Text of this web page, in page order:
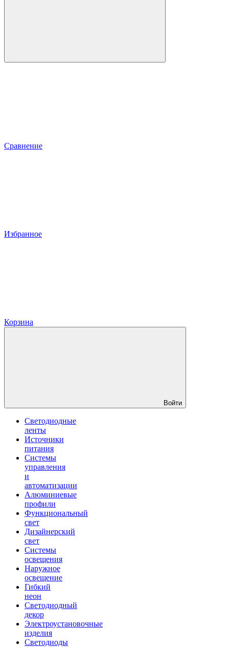
Сравнение
Избранное
Корзина
Войти
Светодиодные
ленты
Источники
питания
Системы
управления
и
автоматизации
Алюминиевые
профили
Функциональный
свет
Дизайнерский
свет
Системы
освещения
Наружное
освещение
Гибкий
неон
Светодиодный
декор
Электроустановочные
изделия
Светодиоды